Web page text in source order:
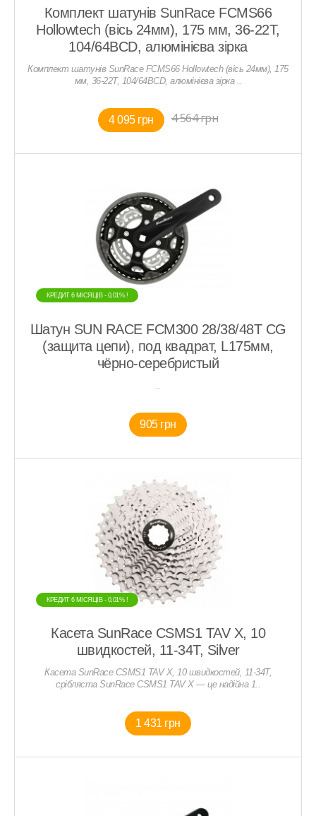
Комплект шатунів SunRace FCMS66
Hollowtech (вісь 24мм), 175 мм, 36-22T,
104/64BCD, алюмінієва зірка
Комплект шатунів SunRace FCMS66 Hollowtech (вісь 24мм), 175
мм, 36-22T, 104/64BCD, алюмінієва зірка ..
4 095 грн 4 564 грн
КРЕДИТ 6 МIСЯЦIВ - 0,01% !
Шатун SUN RACE FCM300 28/38/48T CG
(защита цепи), под квадрат, L175мм,
чёрно-серебристый
905 грн
КРЕДИТ 6 МIСЯЦIВ - 0,01% !
Касета SunRace CSMS1 TAV X, 10
швидкостей, 11-34T, Silver
Касета SunRace CSMS1 TAV X, 10 швидкостей, 11-34T,
срібляста SunRace CSMS1 TAV X — це надійна 1..
1 431 грн